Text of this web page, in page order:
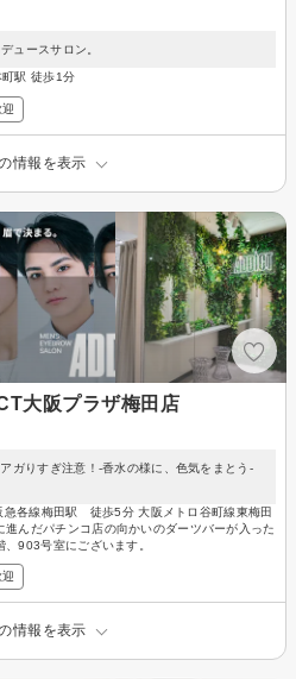
ュースサロン。
町駅 徒歩1分
迎
情報を表示
大阪プラザ梅田店
ガりすぎ注意！-香水の様に、色気をまとう-
急各線梅田駅 徒歩5分 大阪メトロ谷町線東梅田
んだパチンコ店の向かいのダーツバーが入った
903号室にございます。
迎
情報を表示